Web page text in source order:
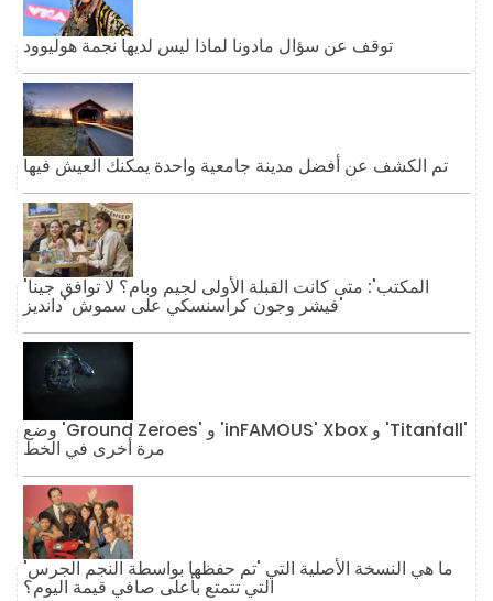
توقف عن سؤال مادونا لماذا ليس لديها نجمة هوليوود
تم الكشف عن أفضل مدينة جامعية واحدة يمكنك العيش فيها
'المكتب': متى كانت القبلة الأولى لجيم وبام؟ لا توافق جينا
فيشر وجون كراسنسكي على سموش 'دانديز'
وضع 'Ground Zeroes' و 'inFAMOUS' Xbox و 'Titanfall'
مرة أخرى في الخط
ما هي النسخة الأصلية التي 'تم حفظها بواسطة النجم الجرس'
التي تتمتع بأعلى صافي قيمة اليوم؟